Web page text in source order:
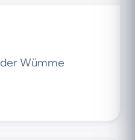
Wümme